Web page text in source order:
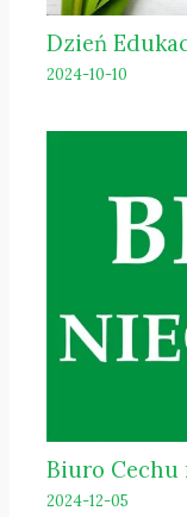
Dzień
2024-10-10
Biuro Cechu
2024-12-05